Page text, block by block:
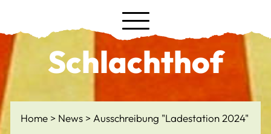
Schlachthof
Home News
Ausschreibung "Ladestation 2024"